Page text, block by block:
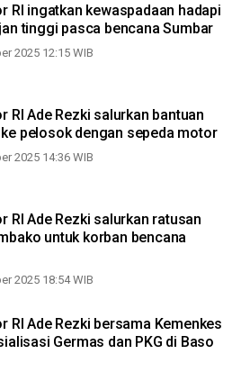
RI ingatkan kewaspadaan hadapi
tinggi pasca bencana Sumbar
2025 12:15 WIB
RI Ade Rezki salurkan bantuan
pelosok dengan sepeda motor
2025 14:36 WIB
RI Ade Rezki salurkan ratusan
untuk korban bencana
2025 18:54 WIB
RI Ade Rezki bersama Kemenkes
Germas dan PKG di Baso